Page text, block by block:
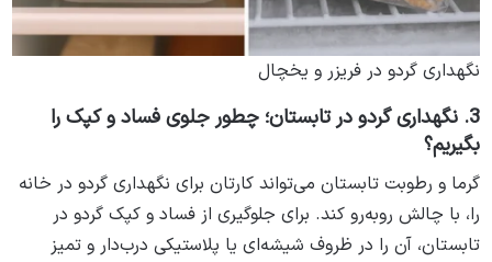
نگهداری گردو در فریزر و یخچال
3. نگهداری گردو در تابستان؛ چطور جلوی فساد و کپک را
بگیریم؟
گرما و رطوبت تابستان می‌تواند کارتان برای نگهداری گردو در خانه
را، با چالش روبه‌رو کند. برای جلوگیری از فساد و کپک گردو در
تابستان، آن را در ظروف شیشه‌ای یا پلاستیکی درب‌دار و تمیز